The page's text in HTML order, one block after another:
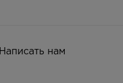
Написать нам